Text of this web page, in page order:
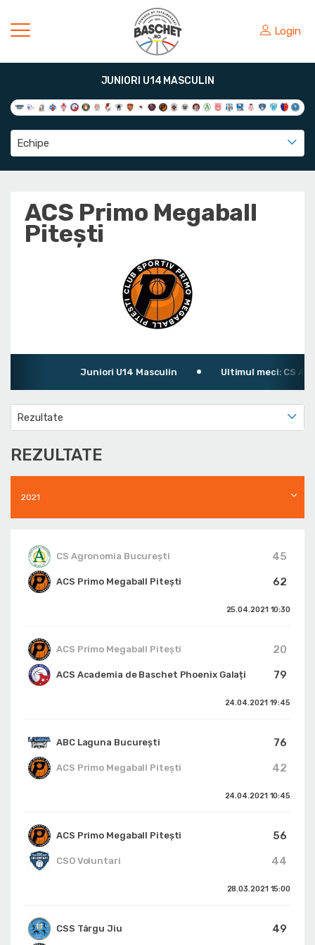
Login
JUNIORI U14 MASCULIN
Echipe
ACS Primo Megaball
Pitești
Juniori U14 Masculin Ultimul meci: CS
Rezultate
REZULTATE
2021
CS Agronomia București
45
62
ACS Primo Megaball Pitești
25.04.2021 10:30
ACS Primo Megaball Pitești
20
79
ACS Academia de Baschet Phoenix Galați
24.04.2021 19:45
ABC Laguna București
76
42
ACS Primo Megaball Pitești
24.04.2021 10:45
ACS Primo Megaball Pitești
56
44
CSO Voluntari
28.03.2021 15:00
CSS Târgu Jiu
49